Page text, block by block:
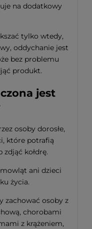
na dodatkowy
tylko wtedy,
oddychanie jest
bez problemu
produkt.
jest
osoby dorosłe,
które potrafią
kołdrę.
ani dzieci
życia.
zachować osoby z
chorobami
z krążeniem,